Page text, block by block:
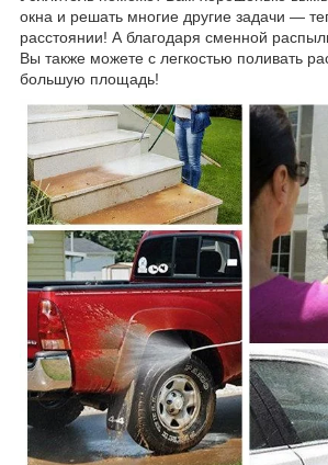
окна и решать многие другие задачи ―
расстоянии! А благодаря сменной
Вы также можете с легкостью поливать
большую площадь!